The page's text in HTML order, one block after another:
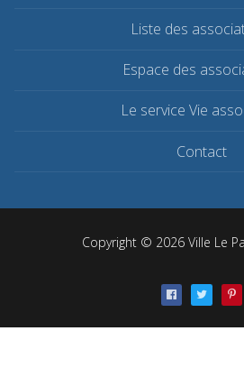
Liste des
Espace des
Le service Vie
Contact
Copyright © 2026 Ville Le